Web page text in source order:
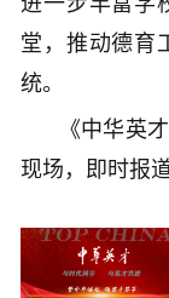
堂，推动德育
统。
《中华英
现场，即时报